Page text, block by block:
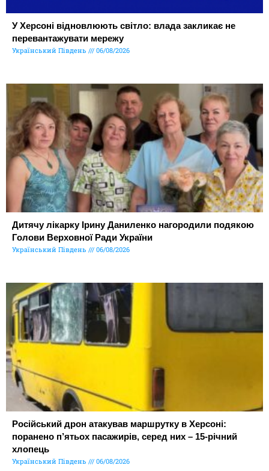
У Херсоні відновлюють світло: влада закликає не
перевантажувати мережу
Український Південь 06/08/2026
Дитячу лікарку Ірину Даниленко нагородили подякою
Голови Верховної Ради України
Український Південь 06/08/2026
Російський дрон атакував маршрутку в Херсоні:
поранено п’ятьох пасажирів, серед них – 15-річний
хлопець
Український Південь 06/08/2026